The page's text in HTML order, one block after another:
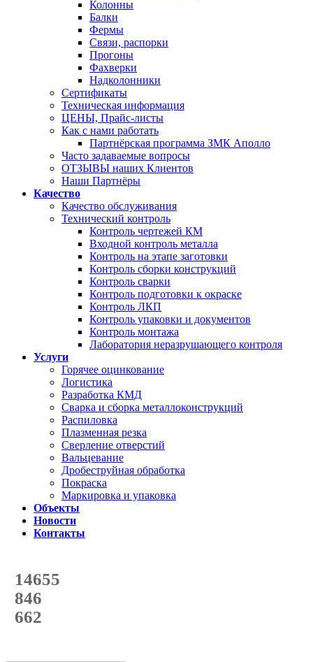
Колонны
Балки
Фермы
Связи, распорки
Прогоны
Фахверки
Надколонники
Сертификаты
Техническая информация
ЦЕНЫ, Прайс-листы
Как с нами работать
Партнёрская программа ЗМК Аполло
Часто задаваемые вопросы
ОТЗЫВЫ наших Клиентов
Наши Партнёры
Качество
Качество обслуживания
Технический контроль
Контроль чертежей КМ
Входной контроль металла
Контроль на этапе заготовки
Контроль сборки конструкций
Контроль сварки
Контроль подготовки к окраске
Контроль ЛКП
Контроль упаковки и документов
Контроль монтажа
Лаборатория неразрушающего контроля
Услуги
Горячее оцинкование
Логистика
Разработка КМД
Сварка и сборка металлоконструкций
Распиловка
Плазменная резка
Сверление отверстий
Вальцевание
Дробеструйная обработка
Покраска
Маркировка и упаковка
Объекты
Новости
Контакты
14655
с начала года
846
с начала месяца
662
с начала недели